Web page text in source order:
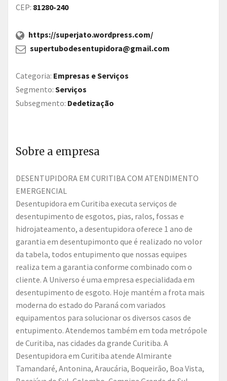
CEP: 81280-240
https://superjato.wordpress.com/
supertubodesentupidora@gmail.com
Categoria: Empresas e Serviços
Segmento: Serviços
Subsegmento: Dedetização
Sobre a empresa
DESENTUPIDORA EM CURITIBA COM ATENDIMENTO
EMERGENCIAL
Desentupidora em Curitiba executa serviços de
desentupimento de esgotos, pias, ralos, fossas e
hidrojateamento, a desentupidora oferece 1 ano de
garantia em desentupimonto que é realizado no volor
da tabela, todos entupimento que nossas equipes
realiza tem a garantia conforme combinado com o
cliente. A Universo é uma empresa especialidada em
desentupimento de esgoto. Hoje mantém a frota mais
moderna do estado do Paraná com variados
equipamentos para solucionar os diversos casos de
entupimento. Atendemos também em toda metrópole
de Curitiba, nas cidades da grande Curitiba. A
Desentupidora em Curitiba atende Almirante
Tamandaré, Antonina, Araucária, Boqueirão, Boa Vista,